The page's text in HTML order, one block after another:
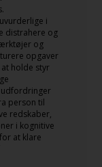
i
distrahere og
og
opgaver
holde styr
person til
redskaber,
i kognitive
at klare